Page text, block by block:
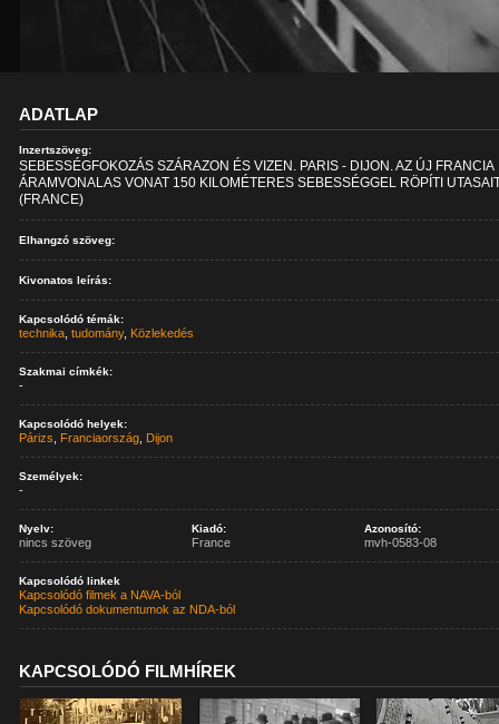
ADATLAP
Inzertszöveg:
SEBESSÉGFOKOZÁS SZÁRAZON ÉS VIZEN. PARIS - DIJON. AZ ÚJ FRANCIA
ÁRAMVONALAS VONAT 150 KILOMÉTERES SEBESSÉGGEL RÖPÍTI
(FRANCE)
Elhangzó szöveg:
Kivonatos leírás:
Kapcsolódó témák:
technika ,tudomány, Közlekedés
Szakmai címkék:
-
Kapcsolódó helyek:
Párizs Franciaország Dijon
Személyek:
-
Nyelv:
nincs szöveg
Kiadó:
France
Azonosító:
mvh-0583-08
Kapcsolódó linkek
Kapcsolódó filmek a NAVA-ból
Kapcsolódó dokumentumok az NDA-ból
KAPCSOLÓDÓ FILMHÍREK